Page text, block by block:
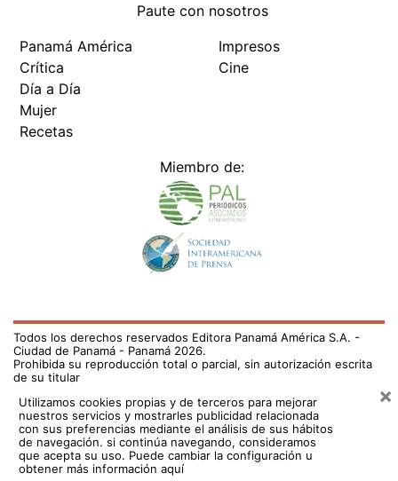
Paute con nosotros
Panamá América
Crítica
Día a Día
Mujer
Recetas
Impresos
Cine
Miembro de:
Todos los derechos reservados Editora Panamá América S.A. -
Ciudad de Panamá - Panamá 2026.
Prohibida su reproducción total o parcial, sin autorización escrita
de su titular
Utilizamos cookies propias y de terceros para mejorar
nuestros servicios y mostrarles publicidad relacionada
con sus preferencias mediante el análisis de sus hábitos
de navegación. si continúa navegando, consideramos
que acepta su uso. Puede cambiar la configuración u
obtener más información aquí
×